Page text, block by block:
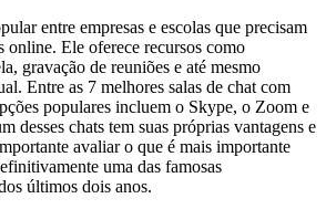
entre empresas e escolas que precisam
online. Ele oferece recursos como
gravação de reuniões e até mesmo
Entre as 7 melhores salas de chat com
populares incluem o Skype, o Zoom e
desses chats tem suas próprias vantagens e
avaliar o que é mais importante
uma das famosas
últimos dois anos.